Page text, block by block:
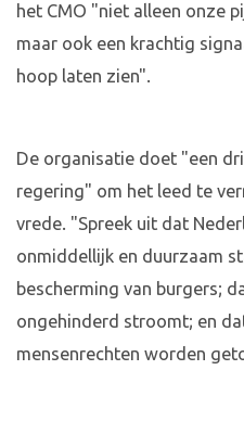
het CMO "niet alleen onze
maar ook een krachtig
hoop laten zien".
De organisatie doet "een
regering" om het leed te
vrede. "Spreek uit dat
onmiddellijk en duurzaam
bescherming van burgers;
ongehinderd stroomt; en
mensenrechten worden